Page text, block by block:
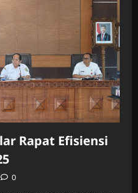
Rapat Efisiensi
0